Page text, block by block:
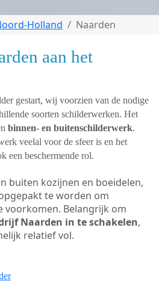
Holland Naarden
aan het
gestart, wij voorzien van de nodige
soorten schilderwerken. Het
binnen- en buitenschilderwerk.
veelal voor de sfeer is en het
een beschermende rol.
buiten kozijnen en boeidelen,
te worden om
Belangrijk om
Naarden in te schakelen,
relatief vol.